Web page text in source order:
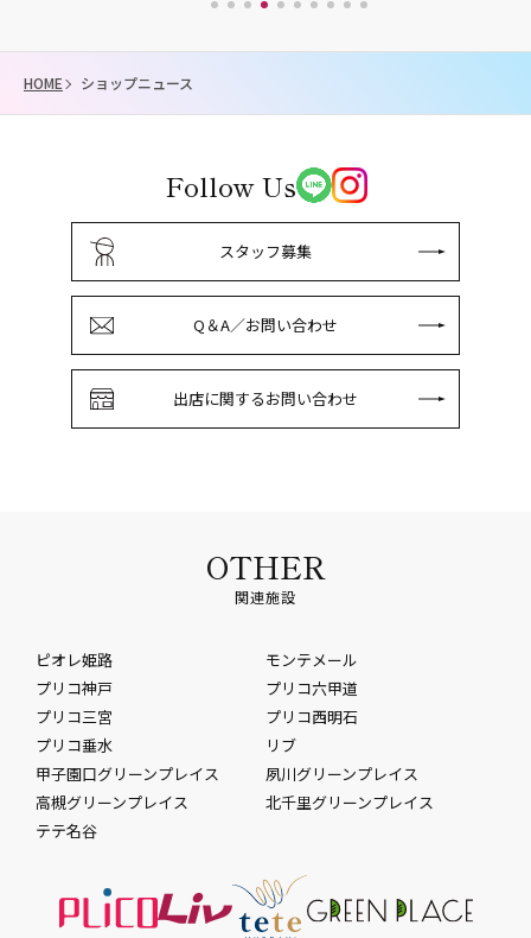
HOME ショップニュース
Follow Us
スタッフ募集
Q＆A／お問い合わせ
出店に関するお問い合わせ
OTHER
関連施設
ピオレ姫路
モンテメール
プリコ神戸
プリコ六甲道
プリコ三宮
プリコ西明石
プリコ垂水
リブ
甲子園口グリーンプレイス
夙川グリーンプレイス
高槻グリーンプレイス
北千里グリーンプレイス
テテ名谷